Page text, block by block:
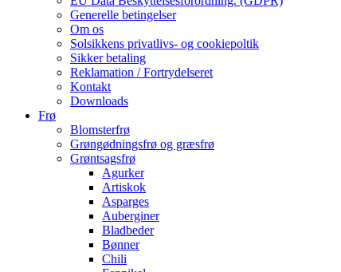
Generelle betingelser
Om os
Solsikkens privatlivs- og cookiepoltik
Sikker betaling
Reklamation / Fortrydelseret
Kontakt
Downloads
Frø
Blomsterfrø
Grøngødningsfrø og græsfrø
Grøntsagsfrø
Agurker
Artiskok
Asparges
Auberginer
Bladbeder
Bønner
Chili